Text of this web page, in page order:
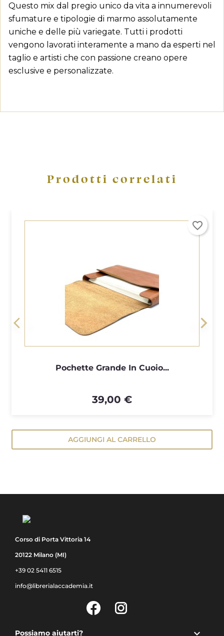
Questo mix dal pregio unico da vita a innumerevoli
sfumature e tipologie di marmo assolutamente
uniche e delle più variegate. Tutti i prodotti
vengono lavorati interamente a mano da esperti nel
taglio e artisti che con passione creano opere
esclusive e personalizzate.
Prodotti correlati
Pochette Grande In Cuoio...
39,00 €
AGGIUNGI AL CARRELLO
favorite_border
Corso di Porta Vittoria 14
20122 Milano (MI)
+39 02 5411 6515
info@librerialaccademia.it
Facebook
Possiamo aiutarti?